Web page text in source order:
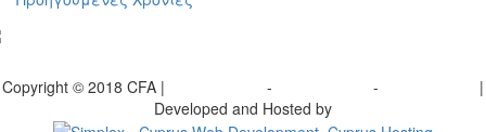
Copyright © 2018 CFA | - -
|
Developed and Hosted by